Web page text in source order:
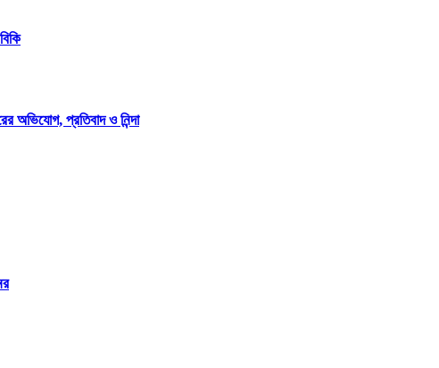
অভিযোগ, প্রতিবাদ ও নিন্দা